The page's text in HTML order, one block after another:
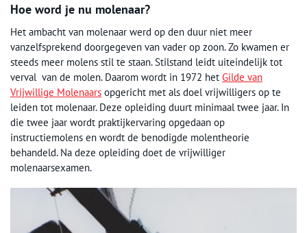
Hoe word je nu molenaar?
Het ambacht van molenaar werd op den duur niet meer
vanzelfsprekend doorgegeven van vader op zoon. Zo kwamen er
steeds meer molens stil te staan. Stilstand leidt uiteindelijk tot
verval van de molen. Daarom wordt in 1972 het Gilde van
Vrijwillige Molenaars opgericht met als doel vrijwilligers op te
leiden tot molenaar. Deze opleiding duurt minimaal twee jaar. In
die twee jaar wordt praktijkervaring opgedaan op
instructiemolens en wordt de benodigde molentheorie
behandeld. Na deze opleiding doet de vrijwilliger
molenaarsexamen.